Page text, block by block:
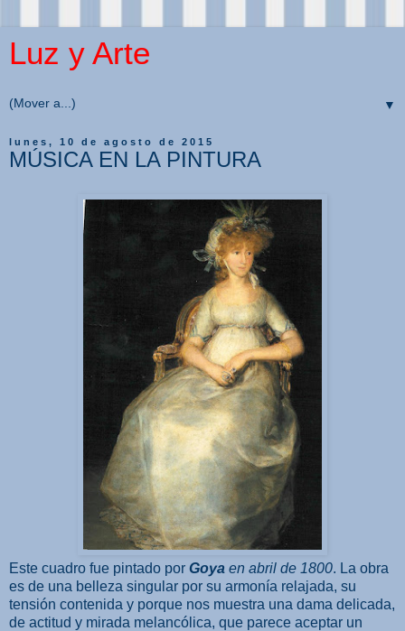
Luz y Arte
▼
lunes, 10 de agosto de 2015
MÚSICA EN LA PINTURA
Este cuadro fue pintado por Goya en abril de 1800. La obra
es de una belleza singular por su armonía relajada, su
tensión contenida y porque nos muestra una dama delicada,
de actitud y mirada melancólica, que parece aceptar un